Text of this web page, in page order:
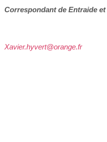
Correspondant de Entraide
Xavier.hyvert@orange.fr